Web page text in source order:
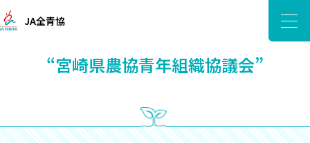
JA全青協
“宮崎県農協青年組織協議会”